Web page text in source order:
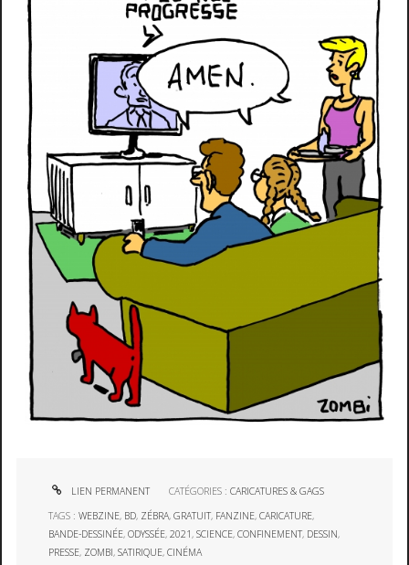
LIEN PERMANENT CATÉGORIES :CARICATURES & GAGS
TAGS :WEBZINE, BD, ZÉBRA,GRATUIT, FANZINE,CARICATURE,
BANDE-DESSINÉE,ODYSSÉE,2021,SCIENCE,CONFINEMENT, DESSIN,
PRESSE, ZOMBI,SATIRIQUE,CINÉMA